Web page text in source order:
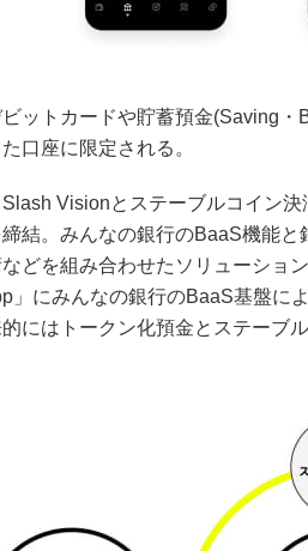
ットカードや貯蓄預金(Saving
口座に限定される。
Visionとステーブルコイン
結。みんなの銀行のBaaS機能
などを組み合わせたソリューショ
」にみんなの銀行のBaaS基盤に
にはトークン化預金とステーブ